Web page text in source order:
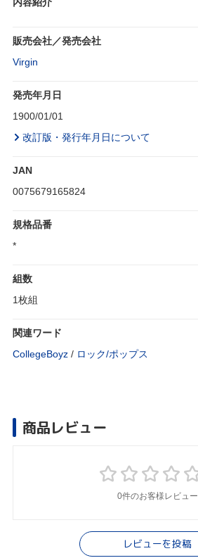
内容紹介
販売会社／発売会社
Virgin
発売年月日
1900/01/01
改訂版・発行年月日について
JAN
0075679165824
規格品番
*
組数
1枚組
関連ワード
CollegeBoyz / ロック/ポップス
商品レビュー
0件のお客様レビュー
レビューを投稿